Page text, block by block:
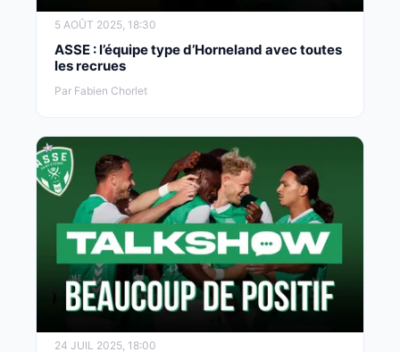
5 AOÛT 2025, 18:30
ASSE : l’équipe type d’Horneland avec toutes
les recrues
Par Fabien Chorlet
24 JUIL 2025, 18:00